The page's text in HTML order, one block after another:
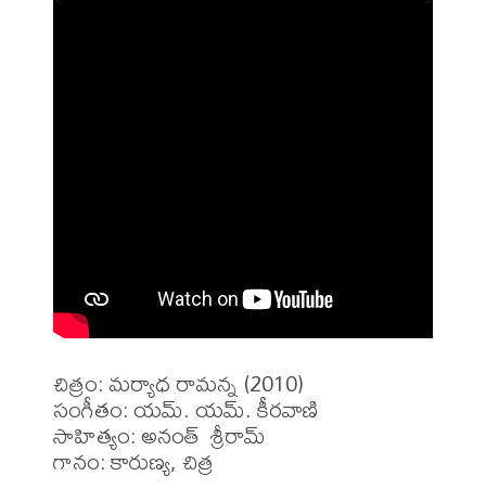
చిత్రం: మర్యాధ రామన్న (2010)
సంగీతం: యమ్. యమ్. కీరవాణి
సాహిత్యం: అనంత్  శ్రీరామ్
గానం: కారుణ్య, చిత్ర